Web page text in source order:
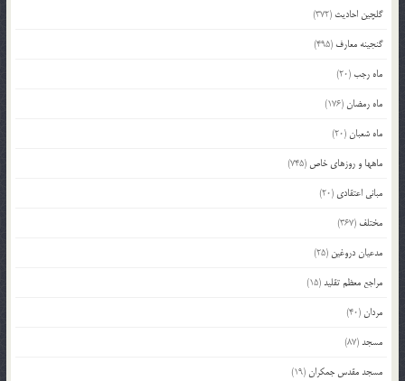
گلچین احادیث (372)
گنجینه معارف (495)
ماه رجب(20)
ماه رمضان(176)
ماه شعبان(20)
ماهها و روزهای خاص (745)
مبانی اعتقادی (20)
مختلف (367)
مدعیان دروغین (25)
مراجع معظم تقلید(15)
مردان(40)
مسجد(87)
مسجد مقدس جمکران(19)